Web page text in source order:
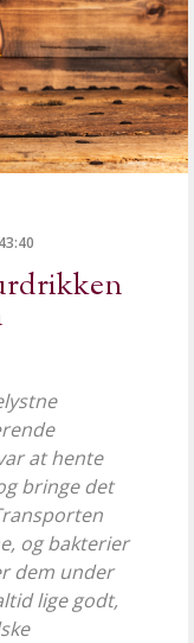
at hente
bringe det
og bakterier
dem under
lige godt,